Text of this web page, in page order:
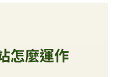
怎麼運作